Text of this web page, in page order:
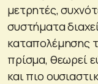
μετρητές,
συστήματα
καταπολέμησης
πρίσμα, θεωρεί
και πιο